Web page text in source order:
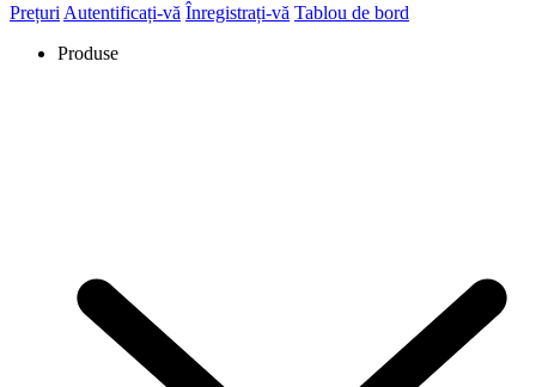
Prețuri Autentificați-vă Înregistrați-vă Tablou de bord
Produse